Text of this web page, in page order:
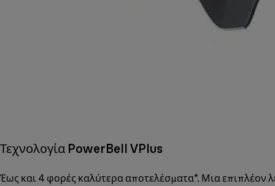
Τεχνολογία PowerBell VPlus
Έως και 4 φορές καλύτερα αποτελέσματα*. Μια επιπλέον